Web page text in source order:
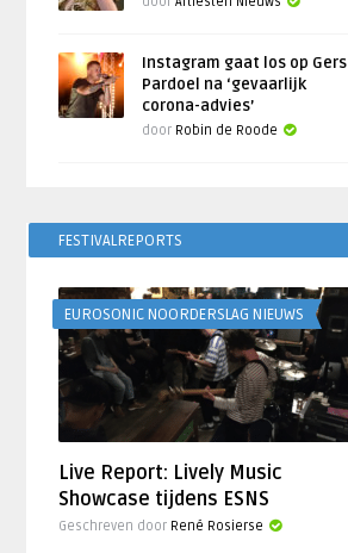
Instagram gaat los op Gers
Pardoel na ‘gevaarlijk
corona-advies’
door Robin de Roode
FESTIVALREPORTS
EUROSONIC NOORDERSLAG NIEUWS
Live Report: Lively Music
Showcase tijdens ESNS
Geschreven door René Rosierse